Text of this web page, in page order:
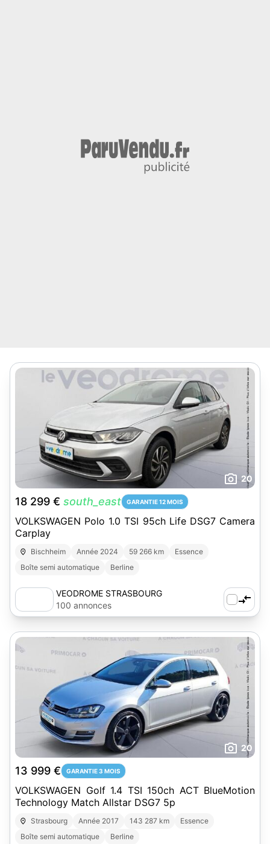
20
18 299 € south_east GARANTIE 12 MOIS
VOLKSWAGEN Polo 1.0 TSI 95ch Life DSG7 Camera
Carplay
Bischheim Année 2024 59 266 km
Essence
Boîte semi automatique
Berline
VEODROME STRASBOURG
100 annonces
20
13 999 € GARANTIE 3 MOIS
VOLKSWAGEN Golf 1.4 TSI 150ch ACT BlueMotion
Technology Match Allstar DSG7 5p
Strasbourg Année 2017 143 287 km
Essence
Boîte semi automatique
Berline